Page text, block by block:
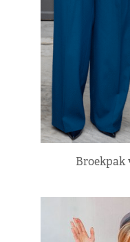
Broekpak